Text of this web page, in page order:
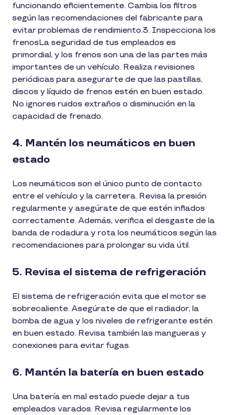
funcionando eficientemente. Cambia los filtros
según las recomendaciones del fabricante para
evitar problemas de rendimiento.3. Inspecciona los
frenosLa seguridad de tus empleados es
primordial, y los frenos son una de las partes más
importantes de un vehículo. Realiza revisiones
periódicas para asegurarte de que las pastillas,
discos y líquido de frenos estén en buen estado.
No ignores ruidos extraños o disminución en la
capacidad de frenado.
4. Mantén los neumáticos en buen
estado
Los neumáticos son el único punto de contacto
entre el vehículo y la carretera. Revisa la presión
regularmente y asegúrate de que estén inflados
correctamente. Además, verifica el desgaste de la
banda de rodadura y rota los neumáticos según las
recomendaciones para prolongar su vida útil.
5. Revisa el sistema de refrigeración
El sistema de refrigeración evita que el motor se
sobrecaliente. Asegúrate de que el radiador, la
bomba de agua y los niveles de refrigerante estén
en buen estado. Revisa también las mangueras y
conexiones para evitar fugas.
6. Mantén la batería en buen estado
Una batería en mal estado puede dejar a tus
empleados varados. Revisa regularmente los